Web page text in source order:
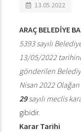
13.05.2022
ARAÇ BELEDİYE
5393 sayılı
13/05/2022
gönderilen
Nisan 2022
29sayılı meclis
gibidir.
Karar